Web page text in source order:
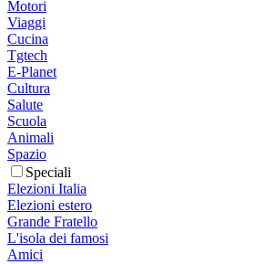
Motori
Viaggi
Cucina
Tgtech
E-Planet
Cultura
Salute
Scuola
Animali
Spazio
Speciali
Elezioni Italia
Elezioni estero
Grande Fratello
L'isola dei famosi
Amici